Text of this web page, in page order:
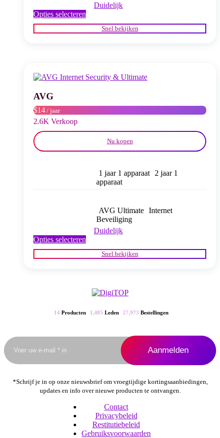
Duidelijk
Opties selecteren
product
heeft
kan
Snel bekijken
AVG
$14 / jaar
2.6K Verkoop
Nu kopen
1 jaar 1 apparaat
2 jaar 1
apparaat
AVG Ultimate Internet
Beveiliging
Duidelijk
Opties selecteren
product
heeft
optie
gekozen
de
productpagina
Snel bekijken
14 Producten 1,485 Leden 27,973 Bestellingen
*Schrijf je in op onze nieuwsbrief om vroegtijdige kortingsaanbiedingen,
updates en info over nieuwe producten te ontvangen.
Contact
Privacybeleid
Restitutiebeleid
Gebruiksvoorwaarden